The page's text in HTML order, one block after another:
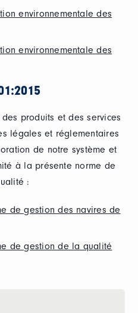
environnementale des
environnementale des
produits et des services
légales et réglementaires
de notre système et
à la présente norme de
:
de gestion des navires de
de gestion de la qualité